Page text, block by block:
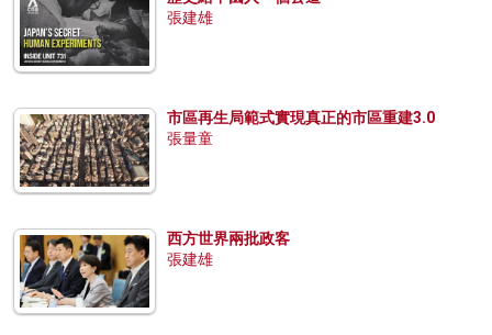
張建雄
市區再生局範式實現真正的市區重建3.0
張量童
西方世界兩批政客
張建雄